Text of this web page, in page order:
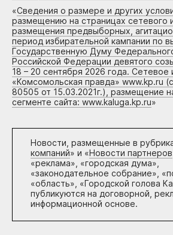
«Сведения о размере и других
размещению на страницах сетевого
размещения предвыборных,
период избирательной кампании по
Государственную Думу
Российской Федерации девятого
18 – 20 сентября 2026 года. Сетевое
«Комсомольская правда» www.kp.ru
80505 от 15.03.2021г.), размещение
сегменте сайта: www.kaluga.kp.ru»
Новости, размещенные в
компаний» и «Новости партнеров
«реклама», «городская дума»,
«законодательное собрание»,
«область», «Городской голова
публикуются на договорной,
информационной основе.